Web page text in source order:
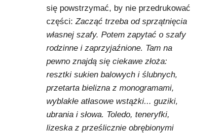
się powstrzymać, by nie przedrukować
części:Zacząć trzeba od sprzątnięcia
własnej szafy. Potem zapytać o szafy
rodzinne i zaprzyjaźnione. Tam na
pewno znajdą się ciekawe złoża:
resztki sukien balowych i ślubnych,
przetarta bielizna z monogramami,
wyblakłe atłasowe wstążki... guziki,
ubrania i słowa. Toledo, teneryfki,
lizeska z prześlicznie obrębionymi